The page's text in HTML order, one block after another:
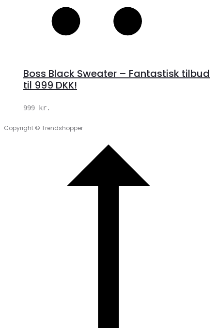
Boss Black Sweater – Fantastisk tilbud
til 999 DKK!
999 kr.
Copyright © Trendshopper